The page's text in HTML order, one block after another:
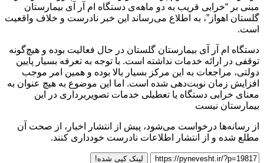
مبنی بر “خرابی قریب به دو ماهه‌ی دستگاه ام آر آی بیمارستان
گلستان اهواز”، به اطلاع می‌رساند این خبر نادرست و خلاف واقعیت
است.
دستگاه ام آر آی بیمارستان گلستان در حال فعالیت بوده و هیچ‌گونه
توقفی در ارائه خدمات نداشته است. با توجه به تعرفه بسیار پایین
دولتی، مراجعات به این مرکز بسیار بالا بوده و همین امر موجب
افزایش زمان نوبت‌دهی شده است. اما این موضوع به هیچ عنوان به
معنای خرابی دستگاه یا تعطیلی خدمات تصویربرداری در این
بیمارستان نیست
از رسانه‌ها درخواست می‌شود، پیش از انتشار اخبار، از صحت آن
مطلع شده و از انتشار اطلاعات نادرست خودداری کنند.
لینک کپی شده!